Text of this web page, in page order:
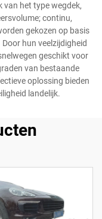
het type wegdek,
continu,
gekozen op basis
hun veelzijdigheid
geschikt voor
van bestaande
oplossing bieden
landelijk.